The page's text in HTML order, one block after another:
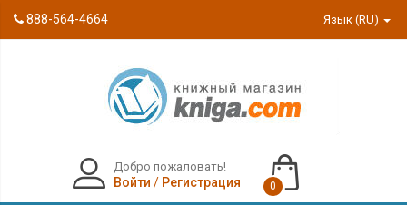
888-564-4664 Язык (RU)
Добро пожаловать!
Войти / Регистрация 0